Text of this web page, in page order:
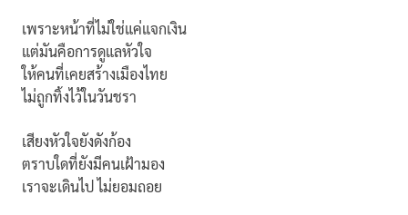
เพราะหน้าที่ไม่ใช่แค่แจกเงิน
แต่มันคือการดูแลหัวใจ
ให้คนที่เคยสร้างเมืองไทย
ไม่ถูกทิ้งไว้ในวันชรา
เสียงหัวใจยังดังก้อง
ตราบใดที่ยังมีคนเฝ้ามอง
เราจะเดินไป ไม่ยอมถอย